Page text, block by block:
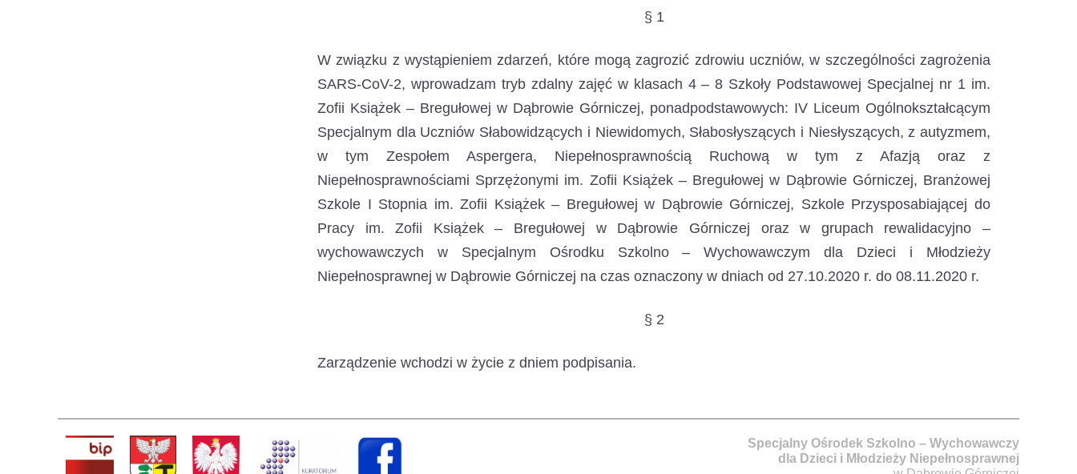
§ 1
W związku z wystąpieniem zdarzeń, które mogą zagrozić zdrowiu uczniów, w szczególności zagrożenia
SARS-CoV-2, wprowadzam tryb zdalny zajęć w klasach 4 – 8 Szkoły Podstawowej Specjalnej nr 1 im.
Zofii Książek – Bregułowej w Dąbrowie Górniczej, ponadpodstawowych: IV Liceum Ogólnokształcącym
Specjalnym dla Uczniów Słabowidzących i Niewidomych, Słabosłyszących i Niesłyszących, z autyzmem,
w tym Zespołem Aspergera, Niepełnosprawnością Ruchową w tym z Afazją oraz z
Niepełnosprawnościami Sprzężonymi im. Zofii Książek – Bregułowej w Dąbrowie Górniczej, Branżowej
Szkole I Stopnia im. Zofii Książek – Bregułowej w Dąbrowie Górniczej, Szkole Przysposabiającej do
Pracy im. Zofii Książek – Bregułowej w Dąbrowie Górniczej oraz w grupach rewalidacyjno –
wychowawczych w Specjalnym Ośrodku Szkolno – Wychowawczym dla Dzieci i Młodzieży
Niepełnosprawnej w Dąbrowie Górniczej na czas oznaczony w dniach od 27.10.2020 r. do 08.11.2020 r.
§ 2
Zarządzenie wchodzi w życie z dniem podpisania.
Specjalny Ośrodek Szkolno – Wychowawczy
dla Dzieci i Młodzieży Niepełnosprawnej